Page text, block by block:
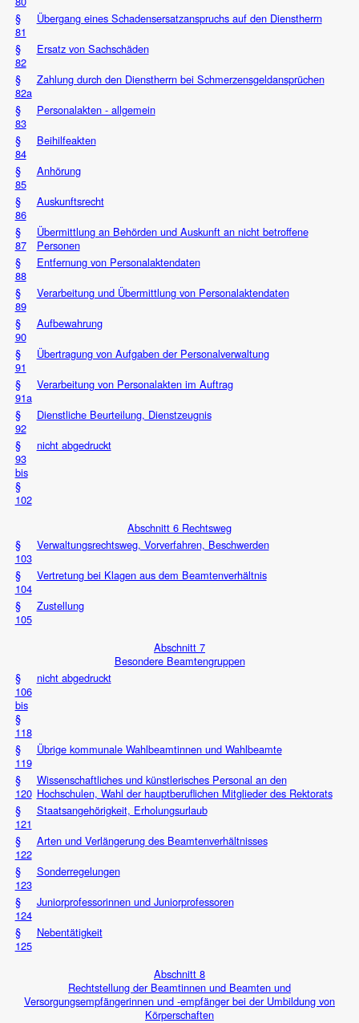
§
81
Übergang eines Schadensersatzanspruchs auf den Dienstherrn
§
82
Ersatz von Sachschäden
§
82a
Zahlung durch den Dienstherrn bei Schmerzensgeldansprüchen
§
83
Personalakten - allgemein
§
84
Beihilfeakten
§
85
Anhörung
§
86
Auskunftsrecht
§
87
Übermittlung an Behörden und Auskunft an nicht betroffene
Personen
§
88
Entfernung von Personalaktendaten
§
89
Verarbeitung und Übermittlung von Personalaktendaten
§
90
Aufbewahrung
§
91
Übertragung von Aufgaben der Personalverwaltung
§
91a
Verarbeitung von Personalakten im Auftrag
§
92
Dienstliche Beurteilung, Dienstzeugnis
§
93
bis
§
102
nicht abgedruckt
Abschnitt 6 Rechtsweg
§
103
Verwaltungsrechtsweg, Vorverfahren, Beschwerden
§
104
Vertretung bei Klagen aus dem Beamtenverhältnis
§
105
Zustellung
Abschnitt 7
Besondere Beamtengruppen
§
106
bis
§
118
nicht abgedruckt
§
119
Übrige kommunale Wahlbeamtinnen und Wahlbeamte
§
120
Wissenschaftliches und künstlerisches Personal an den
Hochschulen, Wahl der hauptberuflichen Mitglieder des Rektorats
§
121
Staatsangehörigkeit, Erholungsurlaub
§
122
Arten und Verlängerung des Beamtenverhältnisses
§
123
Sonderregelungen
§
124
Juniorprofessorinnen und Juniorprofessoren
§
125
Nebentätigkeit
Abschnitt 8
Rechtstellung der Beamtinnen und Beamten und
Versorgungsempfängerinnen und -empfänger bei der Umbildung von
Körperschaften